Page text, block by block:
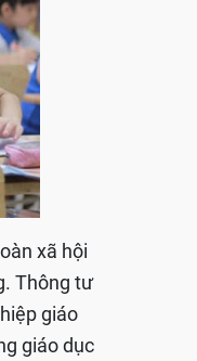
xã hội
Thông tư
giáo
giáo dục